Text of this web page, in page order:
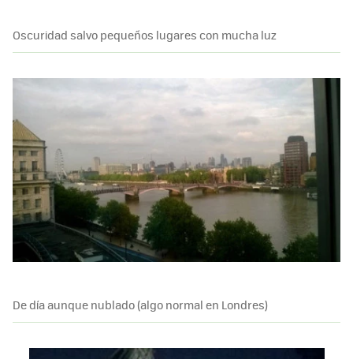
Oscuridad salvo pequeños lugares con mucha luz
De día aunque nublado (algo normal en Londres)